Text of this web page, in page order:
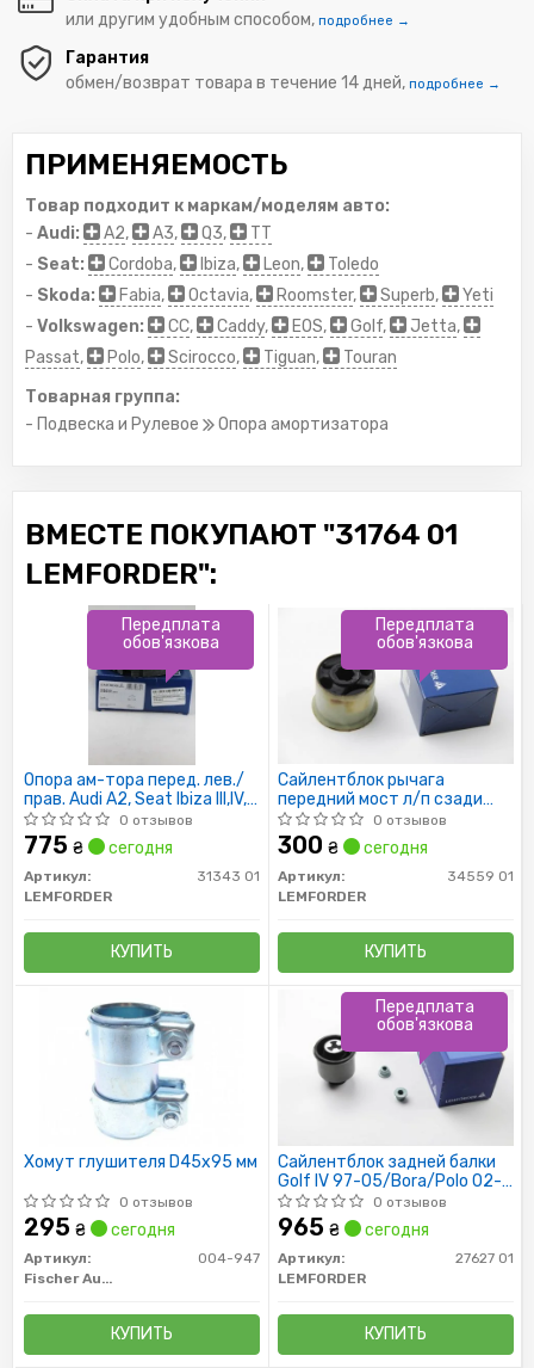
или другим удобным способом, подробнее →
Гарантия
обмен/возврат товара в течение 14 дней, подробнее →
ПРИМЕНЯЕМОСТЬ
Товар подходит к маркам/моделям авто:
- Audi: A2, A3, Q3,
TT
- Seat: Cordoba, Ibiza, Leon,
Toledo
- Skoda: Fabia, Octavia, Roomster, Superb,
Yeti
- Volkswagen: CC, Caddy, EOS, Golf, Jetta,
Passat, Polo, Scirocco, Tiguan,
Touran
Товарная группа:
- Подвеска и Рулевое
Опора амортизатора
ВМЕСТЕ ПОКУПАЮТ "31764 01
LEMFORDER":
Опора ам-тора перед. лев./
прав. Audi A2, Seat Ibiza III,IV,
Cordoba Skoda Fabia,
Roomster VW Polo
0 отзывов
775 ₴ сегодня
Артикул:
31343 01
LEMFORDER
КУПИТЬ
Передплата
обов'язкова
Сайлентблок рычага
передний мост л/п сзади
AUDI/SEAT/VW CADDY /
вставка/
0 отзывов
300 ₴ сегодня
Артикул:
34559 01
LEMFORDER
КУПИТЬ
Передплата
обов'язкова
Хомут глушителя D45x95 мм
0 отзывов
295 ₴ сегодня
Артикул:
004-947
Fischer Automotive One (FA1)
КУПИТЬ
Сайлентблок задней балки
Golf IV 97-05/Bora/Polo 02-
10 (72 mm/к-кт 2 шт)
0 отзывов
965 ₴ сегодня
Артикул:
27627 01
LEMFORDER
КУПИТЬ
Передплата
обов'язкова